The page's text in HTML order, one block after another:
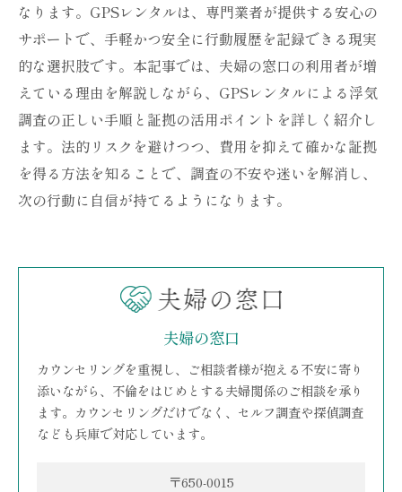
なります。GPSレンタルは、専門業者が提供する安心の
サポートで、手軽かつ安全に行動履歴を記録できる現実
的な選択肢です。本記事では、夫婦の窓口の利用者が増
えている理由を解説しながら、GPSレンタルによる浮気
調査の正しい手順と証拠の活用ポイントを詳しく紹介し
ます。法的リスクを避けつつ、費用を抑えて確かな証拠
を得る方法を知ることで、調査の不安や迷いを解消し、
次の行動に自信が持てるようになります。
夫婦の窓口
カウンセリングを重視し、ご相談者様が抱える不安に寄り
添いながら、不倫をはじめとする夫婦関係のご相談を承り
ます。カウンセリングだけでなく、セルフ調査や探偵調査
なども兵庫で対応しています。
〒650-0015